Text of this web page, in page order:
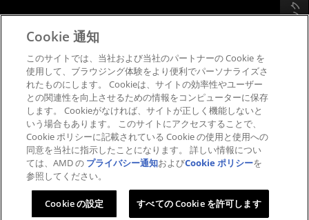
フィードバック
財務情報
取締役会
SEC 提出書類
プライバシー
商標
サプライ チェーンの透明性
公正でオープンな競争
英国税務戦略
Cookie ポリシー
Cookie の設定
Cookie 通知
このサイトでは、当社および当社のパートナーの Cookie を
使用して、ブラウジング体験をより便利でパーソナライズさ
れたものにします。 Cookieは、サイトの効率性やユーザー
との関連性を向上させるための情報をコンピューターに保存
します。 Cookieがなければ、サイトが正しく機能しないと
いう場合もあります。 このサイトにアクセスすることで、
Cookie ポリシーに記載されている Cookie の使用と使用への
同意を当社に指示したことになります。 詳しい情報につい
ては、AMD の プライバシー通知およびCookie ポリシーを
参照してください。
Cookie の設定 すべての Cookie を許可します